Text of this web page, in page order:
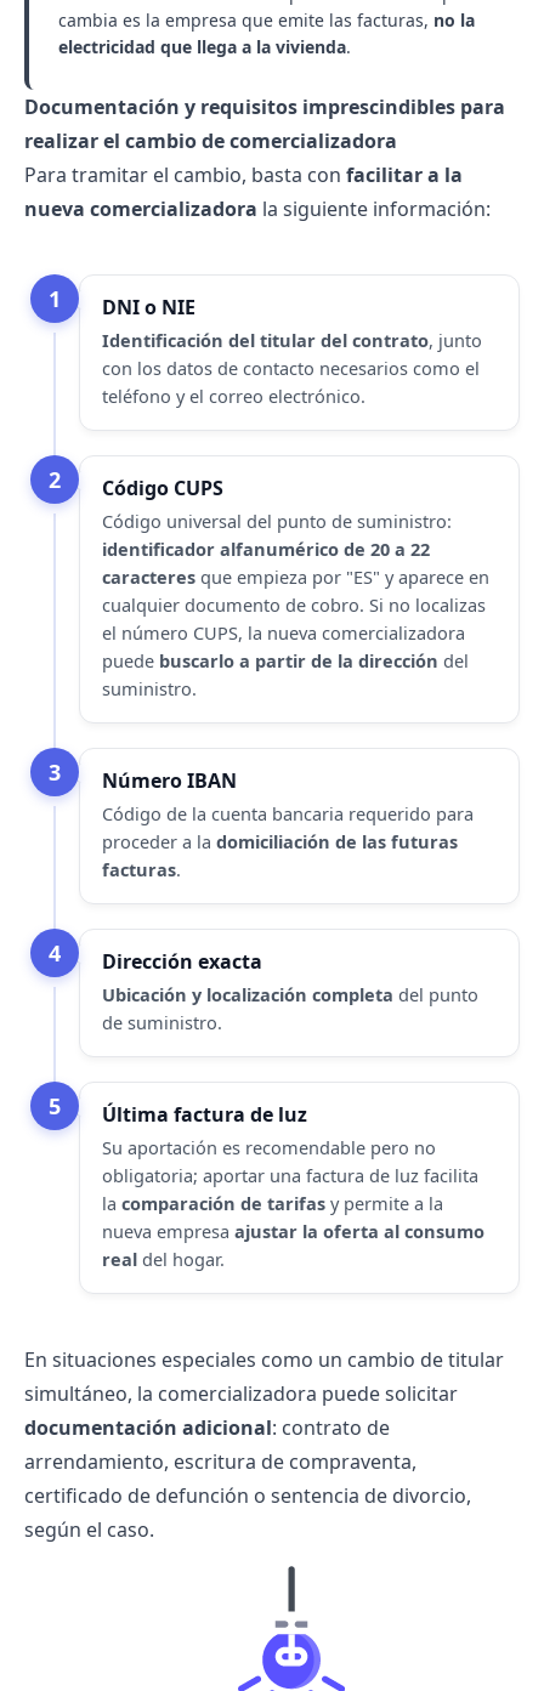
cambia es la empresa que emite las facturas, no la
electricidad que llega a la vivienda.
Documentación y requisitos imprescindibles para
realizar el cambio de comercializadora
Para tramitar el cambio, basta con facilitar a la
nueva comercializadora la siguiente información:
1 DNI o NIE
Identificación del titular del contrato, junto
con los datos de contacto necesarios como el
teléfono y el correo electrónico.
2 Código CUPS
Código universal del punto de suministro:
identificador alfanumérico de 20 a 22
caracteres que empieza por "ES" y aparece en
cualquier documento de cobro. Si no localizas
el número CUPS, la nueva comercializadora
puede buscarlo a partir de la dirección del
suministro.
3 Número IBAN
Código de la cuenta bancaria requerido para
proceder a la domiciliación de las futuras
facturas.
4 Dirección exacta
Ubicación y localización completa del punto
de suministro.
5 Última factura de luz
Su aportación es recomendable pero no
obligatoria; aportar una factura de luz facilita
la comparación de tarifas y permite a la
nueva empresa ajustar la oferta al consumo
real del hogar.
En situaciones especiales como un cambio de titular
simultáneo, la comercializadora puede solicitar
documentación adicional: contrato de
arrendamiento, escritura de compraventa,
certificado de defunción o sentencia de divorcio,
según el caso.